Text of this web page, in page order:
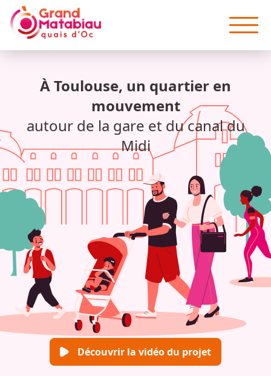
Aller au contenu principal
À Toulouse, un quartier en
mouvement
autour de la gare et du canal du
Midi
Découvrir la vidéo du projet